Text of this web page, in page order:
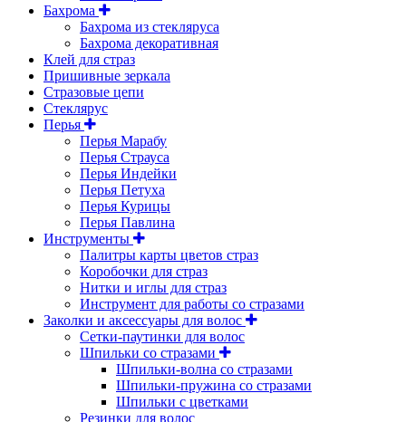
Бахрома
Бахрома из стекляруса
Бахрома декоративная
Клей для страз
Пришивные зеркала
Cтразовые цепи
Стеклярус
Перья
Перья Марабу
Перья Страуса
Перья Индейки
Перья Петуха
Перья Курицы
Перья Павлина
Инструменты
Палитры карты цветов страз
Коробочки для страз
Нитки и иглы для страз
Инструмент для работы со стразами
Заколки и аксессуары для волос
Сетки-паутинки для волос
Шпильки со стразами
Шпильки-волна со стразами
Шпильки-пружина со стразами
Шпильки с цветками
Резинки для волос